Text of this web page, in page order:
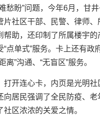
愁盼”问题，今年6月，甘
片社区干部、民警、律师
帮助，还印制了所属楼宇
“点单式”服务。卡上还有
离”沟通、“无盲区”服务。
打开连心卡，内页是光明
向居民强调了全民防疫、
社区浓浓的关爱之情。